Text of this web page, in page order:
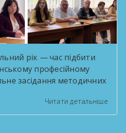
рік — час підбити
професійному
засідання методичних
рік. Педагоги
методичної роботи,
Читати детальніше